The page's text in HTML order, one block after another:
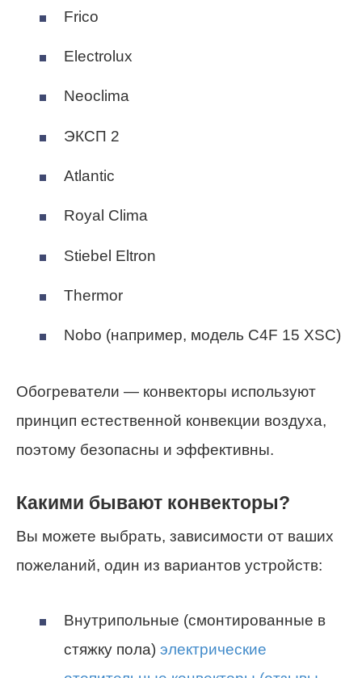
Frico
Electrolux
Neoclima
ЭКСП 2
Atlantic
Royal Clima
Stiebel Eltron
Thermor
Nobo (например, модель C4F 15 XSC)
Обогреватели — конвекторы используют
принцип естественной конвекции воздуха,
поэтому безопасны и эффективны.
Какими бывают конвекторы?
Вы можете выбрать, зависимости от ваших
пожеланий, один из вариантов устройств:
Внутрипольные (смонтированные в
стяжку пола) электрические